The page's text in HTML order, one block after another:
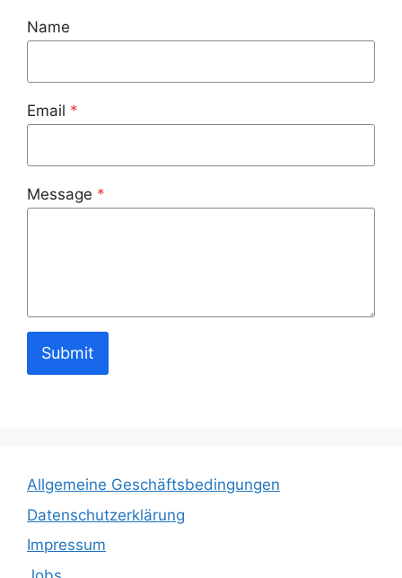
Name
Email *
Message *
Submit
Allgemeine Geschäftsbedingungen
Datenschutzerklärung
Impressum